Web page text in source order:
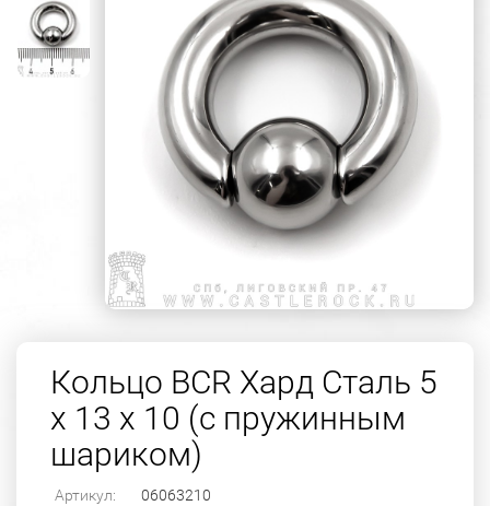
Кольцо BCR Хард Сталь 5
х 13 х 10 (с пружинным
шариком)
Артикул: 06063210